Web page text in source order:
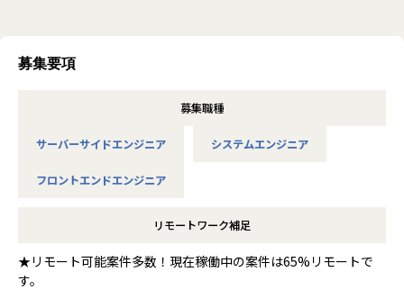
募集要項
募集職種
サーバーサイドエンジニア システムエンジニア
フロントエンドエンジニア
リモートワーク補足
★リモート可能案件多数！現在稼働中の案件は65%リモートで
す。